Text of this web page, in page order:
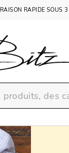
RAPIDE SOUS